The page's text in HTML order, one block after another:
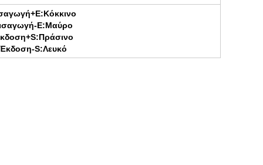
Ε:Μαύρο
S:Λευκό